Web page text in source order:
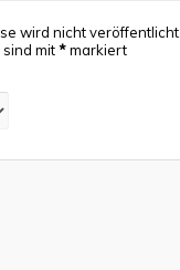
wird nicht veröffentlicht.
sind mit*markiert